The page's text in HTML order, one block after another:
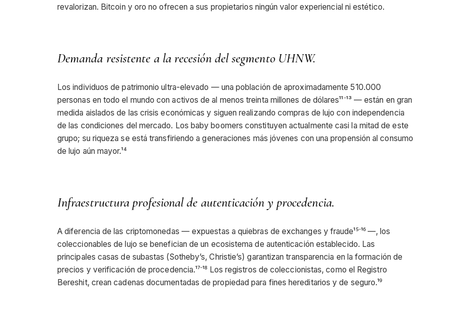
revalorizan. Bitcoin y oro no ofrecen a sus propietarios ningún valor experiencial ni estético.
Demanda resistente a la recesión del segmento UHNW.
Los individuos de patrimonio ultra-elevado — una población de aproximadamente 510.000
personas en todo el mundo con activos de al menos treinta millones de dólares¹¹⁻¹³ — están en gran
medida aislados de las crisis económicas y siguen realizando compras de lujo con independencia
de las condiciones del mercado. Los baby boomers constituyen actualmente casi la mitad de este
grupo; su riqueza se está transfiriendo a generaciones más jóvenes con una propensión al consumo
de lujo aún mayor.¹⁴
Infraestructura profesional de autenticación y procedencia.
A diferencia de las criptomonedas — expuestas a quiebras de exchanges y fraude¹⁵⁻¹⁶ —, los
coleccionables de lujo se benefician de un ecosistema de autenticación establecido. Las
principales casas de subastas (Sotheby’s, Christie’s) garantizan transparencia en la formación de
precios y verificación de procedencia.¹⁷⁻¹⁸ Los registros de coleccionistas, como el Registro
Bereshit, crean cadenas documentadas de propiedad para fines hereditarios y de seguro.¹⁹